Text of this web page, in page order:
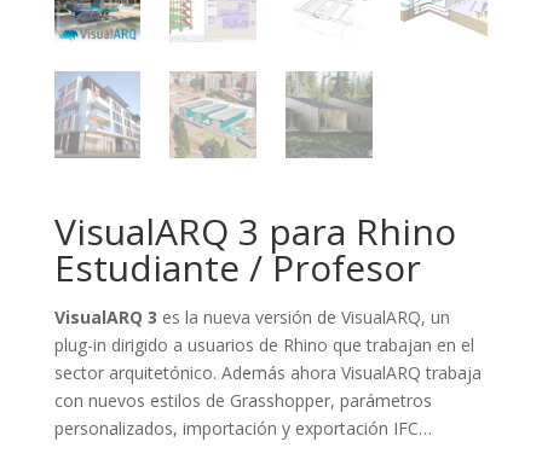
VisualARQ 3 para Rhino
Estudiante / Profesor
VisualARQ 3 es la nueva versión de VisualARQ, un
plug-in dirigido a usuarios de Rhino que trabajan en el
sector arquitetónico. Además ahora VisualARQ trabaja
con nuevos estilos de Grasshopper, parámetros
personalizados, importación y exportación IFC…